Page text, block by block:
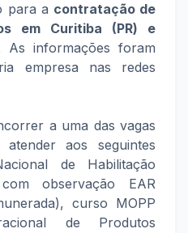
para a contratação de
em Curitiba (PR) e
As informações foram
empresa nas redes
a uma das vagas
aos seguintes
de Habilitação
observação EAR
curso MOPP
de Produtos